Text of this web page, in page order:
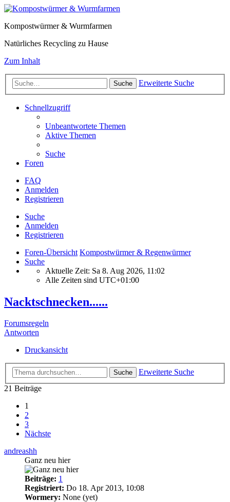
Kompostwürmer & Wurmfarmen
Natürliches Recycling zu Hause
Zum Inhalt
Suche Erweiterte Suche
Schnellzugriff
Unbeantwortete Themen
Aktive Themen
Suche
Foren
FAQ
Anmelden
Registrieren
Suche
Anmelden
Registrieren
Foren-Übersicht Kompostwürmer & Regenwürmer
Suche
Aktuelle Zeit: Sa 8. Aug 2026, 11:02
Alle Zeiten sind UTC+01:00
Nacktschnecken......
Forumsregeln
Antworten
Druckansicht
Suche
Erweiterte Suche
21 Beiträge
1
2
3
Nächste
andreashh
Ganz neu hier
Beiträge: 1
Registriert: Do 18. Apr 2013, 10:08
Wormery: None (yet)